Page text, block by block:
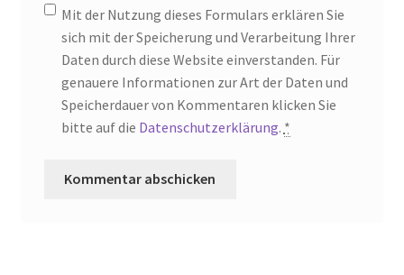
Mit der Nutzung dieses Formulars erklären Sie
sich mit der Speicherung und Verarbeitung Ihrer
Daten durch diese Website einverstanden. Für
genauere Informationen zur Art der Daten und
Speicherdauer von Kommentaren klicken Sie
bitte auf die Datenschutzerklärung. *